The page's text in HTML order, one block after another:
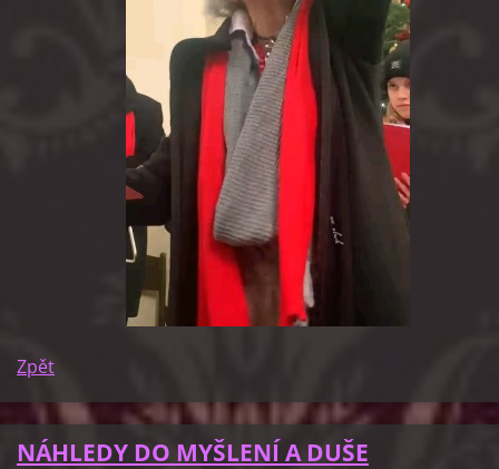
Zpět
NÁHLEDY DO MYŠLENÍ A DUŠE